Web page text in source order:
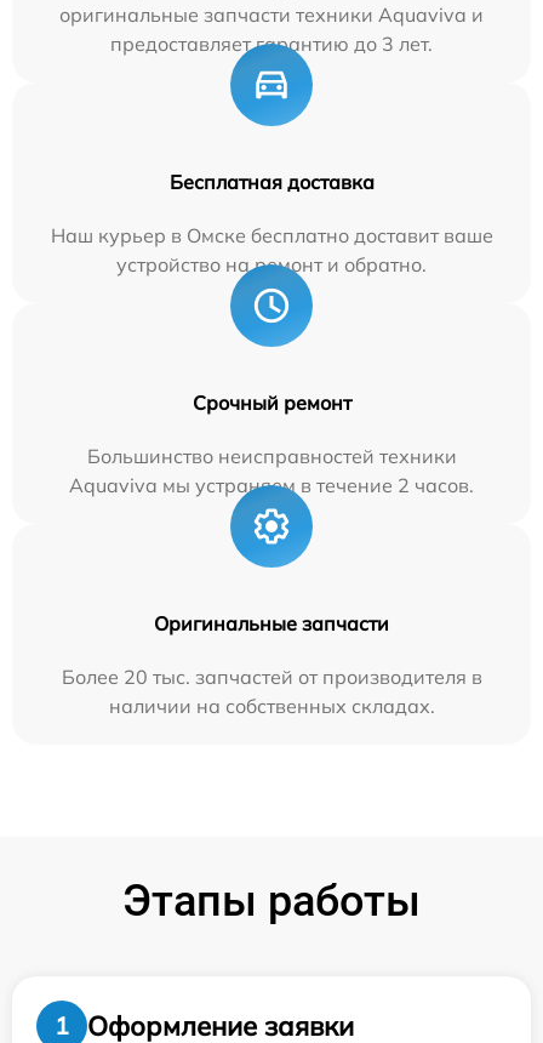
оригинальные запчасти техники Aquaviva и
предоставляет гарантию до 3 лет.
Бесплатная доставка
Наш курьер в Омске бесплатно доставит ваше
устройство на ремонт и обратно.
Срочный ремонт
Большинство неисправностей техники
Aquaviva мы устраняем в течение 2 часов.
Оригинальные запчасти
Более 20 тыс. запчастей от производителя в
наличии на собственных складах.
Этапы работы
1 Оформление заявки